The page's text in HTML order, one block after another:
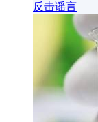
反击谣言